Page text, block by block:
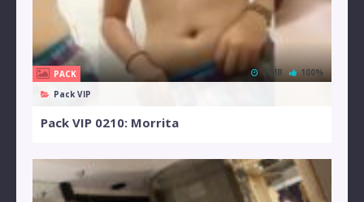
PACK
Pack VIP
7 MB 100%
Pack VIP 0210: Morrita